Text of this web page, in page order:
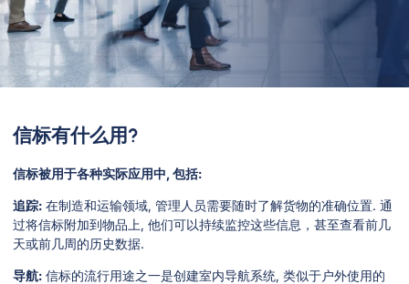
信标有什么用?
信标被用于各种实际应用中, 包括:
追踪: 在制造和运输领域, 管理人员需要随时了解货物的准确位置. 通
过将信标附加到物品上, 他们可以持续监控这些信息，甚至查看前几
天或前几周的历史数据.
导航: 信标的流行用途之一是创建室内导航系统, 类似于户外使用的